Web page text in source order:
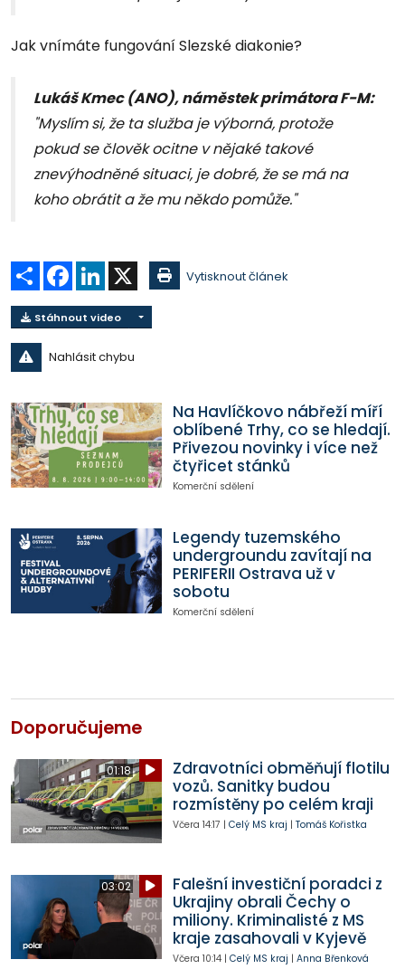
Jak vnímáte fungování Slezské diakonie?
Lukáš Kmec (ANO), náměstek primátora F-M:
"Myslím si, že ta služba je výborná, protože
pokud se člověk ocitne v nějaké takové
znevýhodněné situaci, je dobré, že se má na
koho obrátit a že mu někdo pomůže."
Sdílet Facebook
LinkedIn Vytisknout článek
Stáhnout video
Nahlásit chybu
Na Havlíčkovo nábřeží míří
oblíbené Trhy, co se hledají.
Přivezou novinky i více než
čtyřicet stánků
Komerční sdělení
Legendy tuzemského
undergroundu zavítají na
PERIFERII Ostrava už v
sobotu
Komerční sdělení
Doporučujeme
01:18
Zdravotníci obměňují flotilu
vozů. Sanitky budou
rozmístěny po celém kraji
Včera 14:17 | Celý MS kraj | Tomáš Kořistka
03:02
Falešní investiční poradci z
Ukrajiny obrali Čechy o
miliony. Kriminalisté z MS
kraje zasahovali v Kyjevě
Včera 10:14| Celý MS kraj | Anna Břenková